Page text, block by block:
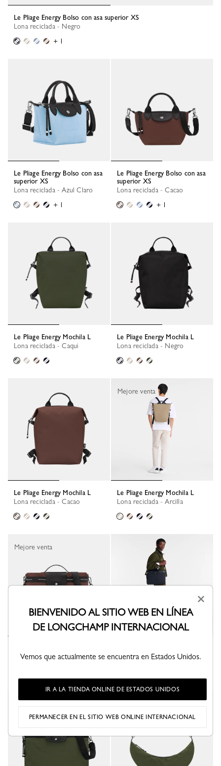
Le Pliage Energy Bolso con asa superior XS
Lona reciclada - Negro
+ 1
Le Pliage Energy Bolso con asa
superior XS
Lona reciclada - Azul Claro
+ 1
Le Pliage Energy Bolso con asa
superior XS
Lona reciclada - Cacao
+ 1
Le Pliage Energy Mochila L
Lona reciclada - Caqui
Le Pliage Energy Mochila L
Lona reciclada - Negro
Le Pliage Energy Mochila L
Lona reciclada - Cacao
Le Pliage Energy Mochila L
Lona reciclada - Arcilla
Mejore venta
Tela - Cacao
Mejore venta
Tela - Negro
Mejore venta
×
BIENVENIDO AL SITIO WEB EN LÍNEA
DE LONGCHAMP INTERNACIONAL
Vemos que actualmente se encuentra en Estados Unidos.
IR A LA TIENDA ONLINE DE ESTADOS UNIDOS
PERMANECER EN EL SITIO WEB ONLINE INTERNACIONAL